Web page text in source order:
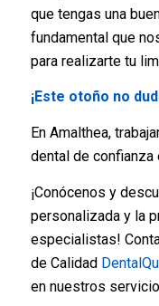
que tengas una
fundamental que
para realizarte tu
¡Este otoño no
En Amalthea,
dental de confianza
¡Conócenos y
personalizada y la
especialistas!
de Calidad
en nuestros